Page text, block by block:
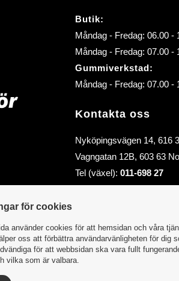
Butik:
Måndag - Fredag: 06.00 -
Måndag - Fredag: 07.00 -
Gummiverkstad:
Måndag - Fredag: 07.00 -
Kontakta oss
Nyköpingsvägen 14, 616
Vagngatan 12B, 603 63
Tel (växel): 011-698 27
för cookies
använder cookies för att hemsidan och våra
oss att förbättra användarvänligheten för dig
för att webbsidan ska vara fullt
vilka som är valbara.